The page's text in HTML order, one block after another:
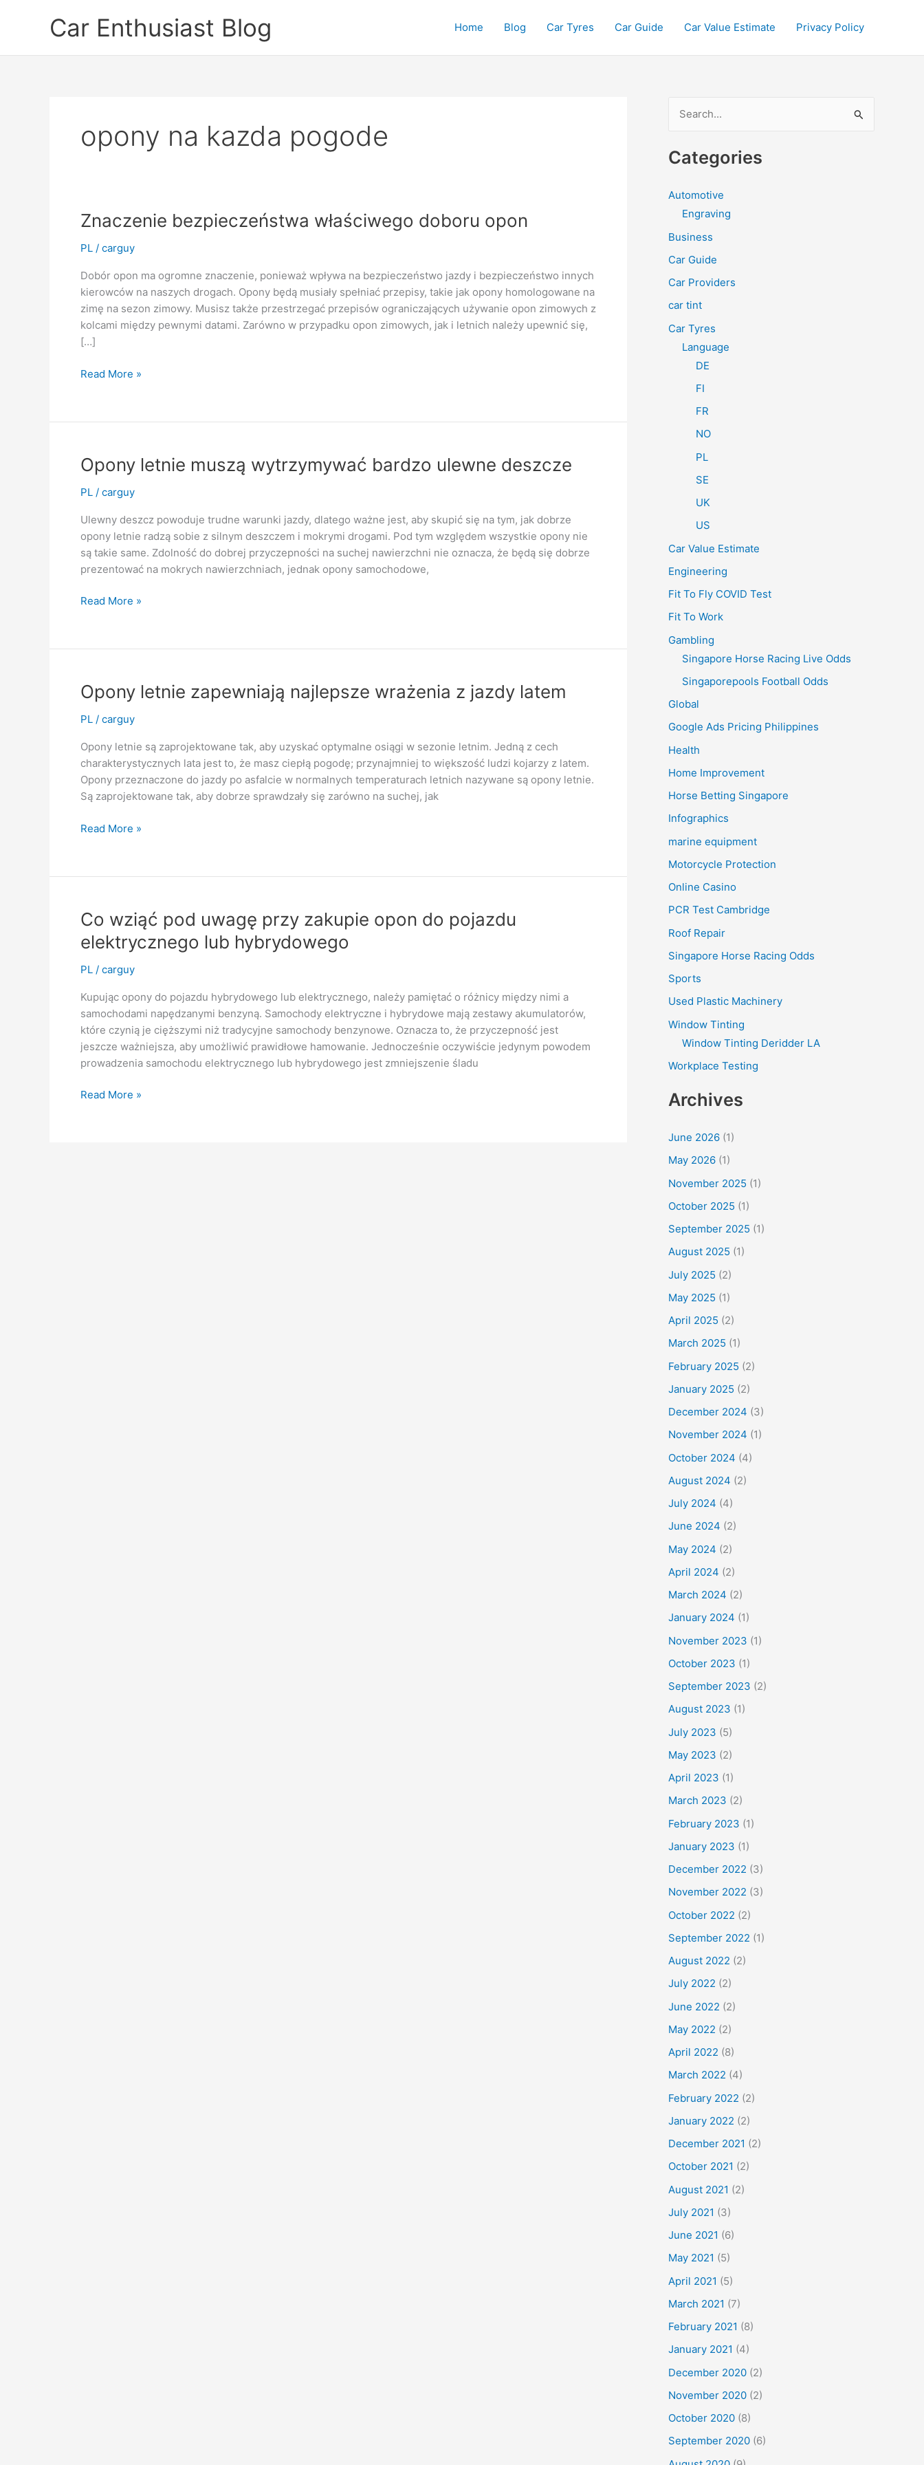
Car Enthusiast Blog Home Blog Car Tyres Car Guide Car Value Estimate Privacy Policy
opony na kazda pogode
Znaczenie bezpieczeństwa właściwego doboru opon
PL / carguy
Dobór opon ma ogromne znaczenie, ponieważ wpływa na bezpieczeństwo jazdy i bezpieczeństwo innych
kierowców na naszych drogach. Opony będą musiały spełniać przepisy, takie jak opony homologowane na
zimę na sezon zimowy. Musisz także przestrzegać przepisów ograniczających używanie opon zimowych z
kolcami między pewnymi datami. Zarówno w przypadku opon zimowych, jak i letnich należy upewnić się,
[…]
Znaczenie
doboru
Read More »
Opony letnie muszą wytrzymywać bardzo ulewne deszcze
PL / carguy
Ulewny deszcz powoduje trudne warunki jazdy, dlatego ważne jest, aby skupić się na tym, jak dobrze
opony letnie radzą sobie z silnym deszczem i mokrymi drogami. Pod tym względem wszystkie opony nie
są takie same. Zdolność do dobrej przyczepności na suchej nawierzchni nie oznacza, że ​​będą się dobrze
prezentować na mokrych nawierzchniach, jednak opony samochodowe,
Opony
wytrzymywać
ulewne
deszcze
Read More »
Opony letnie zapewniają najlepsze wrażenia z jazdy latem
PL / carguy
Opony letnie są zaprojektowane tak, aby uzyskać optymalne osiągi w sezonie letnim. Jedną z cech
charakterystycznych lata jest to, że masz ciepłą pogodę; przynajmniej to większość ludzi kojarzy z latem.
Opony przeznaczone do jazdy po asfalcie w normalnych temperaturach letnich nazywane są opony letnie.
Są zaprojektowane tak, aby dobrze sprawdzały się zarówno na suchej, jak
Opony
najlepsze
z
jazdy
latem
Read More »
Co wziąć pod uwagę przy zakupie opon do pojazdu
elektrycznego lub hybrydowego
PL / carguy
Kupując opony do pojazdu hybrydowego lub elektrycznego, należy pamiętać o różnicy między nimi a
samochodami napędzanymi benzyną. Samochody elektryczne i hybrydowe mają zestawy akumulatorów,
które czynią je cięższymi niż tradycyjne samochody benzynowe. Oznacza to, że przyczepność jest
jeszcze ważniejsza, aby umożliwić prawidłowe hamowanie. Jednocześnie oczywiście jedynym powodem
prowadzenia samochodu elektrycznego lub hybrydowego jest zmniejszenie śladu
Co
Read More »
a
c
f
Categories
Automotive
Engraving
Business
Car Guide
Car Providers
car tint
Car Tyres
Language
DE
FI
FR
NO
PL
SE
UK
US
Car Value Estimate
Engineering
Fit To Fly COVID Test
Fit To Work
Gambling
Singapore Horse Racing Live Odds
Singaporepools Football Odds
Global
Google Ads Pricing Philippines
Health
Home Improvement
Horse Betting Singapore
Infographics
marine equipment
Motorcycle Protection
Online Casino
PCR Test Cambridge
Roof Repair
Singapore Horse Racing Odds
Sports
Used Plastic Machinery
Window Tinting
Window Tinting Deridder LA
Workplace Testing
Archives
June 2026 (1)
May 2026 (1)
November 2025 (1)
October 2025 (1)
September 2025 (1)
August 2025 (1)
July 2025 (2)
May 2025 (1)
April 2025 (2)
March 2025 (1)
February 2025 (2)
January 2025 (2)
December 2024 (3)
November 2024 (1)
October 2024 (4)
August 2024 (2)
July 2024 (4)
June 2024 (2)
May 2024 (2)
April 2024 (2)
March 2024 (2)
January 2024 (1)
November 2023 (1)
October 2023 (1)
September 2023 (2)
August 2023 (1)
July 2023 (5)
May 2023 (2)
April 2023 (1)
March 2023 (2)
February 2023 (1)
January 2023 (1)
December 2022 (3)
November 2022 (3)
October 2022 (2)
September 2022 (1)
August 2022 (2)
July 2022 (2)
June 2022 (2)
May 2022 (2)
April 2022 (8)
March 2022 (4)
February 2022 (2)
January 2022 (2)
December 2021 (2)
October 2021 (2)
August 2021 (2)
July 2021 (3)
June 2021 (6)
May 2021 (5)
April 2021 (5)
March 2021 (7)
February 2021 (8)
January 2021 (4)
December 2020 (2)
November 2020 (2)
October 2020 (8)
September 2020 (6)